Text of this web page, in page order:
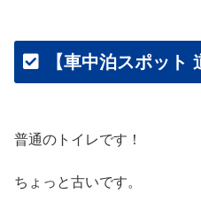
【車中泊スポット
普通のトイレです！
ちょっと古いです。